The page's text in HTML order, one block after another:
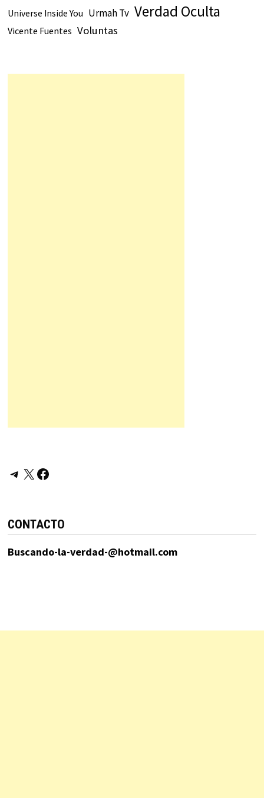
Universe Inside You Urmah Tv Verdad Oculta
Vicente Fuentes Voluntas
Telegram
X Facebook
CONTACTO
Buscando-la-verdad-@hotmail.com